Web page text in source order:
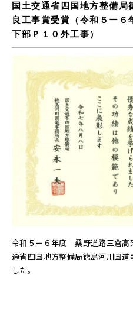
国土交通省四国地方整備局
良工事賞受賞（令和５ー
下部Ｐ１０外工事）
令和５ー６年度 桑野道路三倉高
通省四国地方整備局徳島河川国
した。